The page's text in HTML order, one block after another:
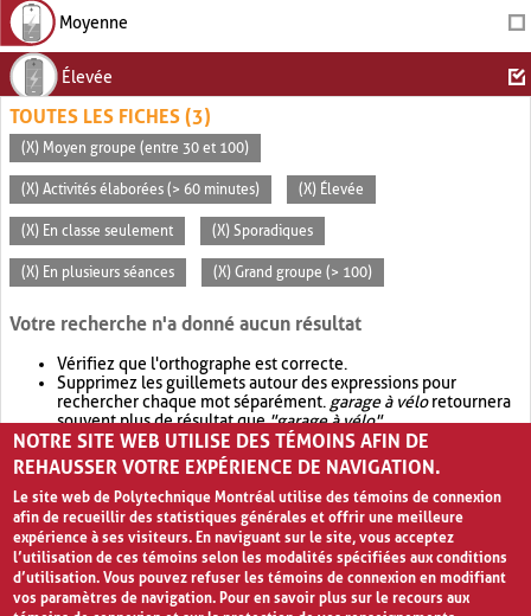
Moyenne
Élevée
TOUTES LES FICHES (3)
(X) Moyen groupe (entre 30 et 100)
(X) Activités élaborées (> 60 minutes) (X) Élevée
(X) En classe seulement (X) Sporadiques
(X) En plusieurs séances (X) Grand groupe (> 100)
Votre recherche n'a donné aucun résultat
Vérifiez que l'orthographe est correcte.
Supprimez les guillemets autour des expressions pour
rechercher chaque mot séparément. garage à véloretournera
souvent plus de résultat que"garage à vélo".
Envisagez d'élargir votre recherche avec OR.garage OR vélo
retournera souvent plus de résultat quegarage à vélo
NOTRE SITE WEB UTILISE DES TÉMOINS AFIN DE
REHAUSSER VOTRE EXPÉRIENCE DE NAVIGATION.
Le site web de Polytechnique Montréal utilise des témoins de connexion
afin de recueillir des statistiques générales et offrir une meilleure
expérience à ses visiteurs. En naviguant sur le site, vous acceptez
l’utilisation de ces témoins selon les modalités spécifiées aux conditions
d’utilisation. Vous pouvez refuser les témoins de connexion en modifiant
vos paramètres de navigation. Pour en savoir plus sur le recours aux